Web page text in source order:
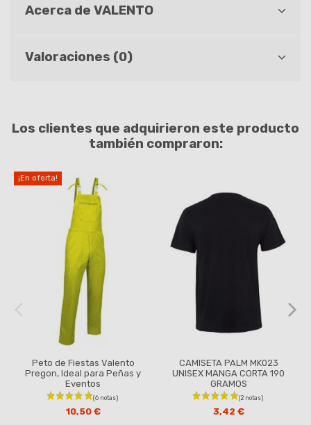
Acerca de VALENTO
Valoraciones (0)
Los clientes que adquirieron este producto
también compraron:
¡En oferta!
Peto de Fiestas Valento
Pregon, Ideal para Peñas y
Eventos
10,50 €
CAMISETA PALM MK023
UNISEX MANGA CORTA 190
GRAMOS
3,42 €